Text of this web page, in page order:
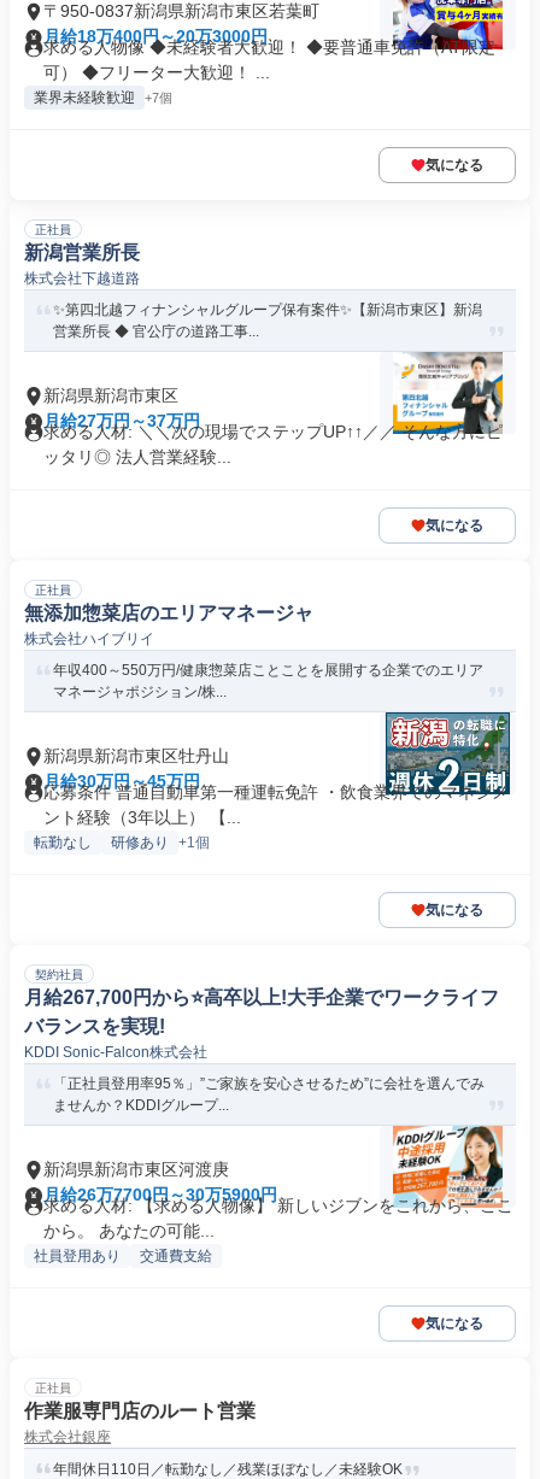
〒950-0837新潟県新潟市東区若葉町
月給18万400円～20万3000円
求める人物像 ◆未経験者大歓迎！ ◆要普通車免許（AT限定
可） ◆フリーター大歓迎！ ...
業界未経験歓迎 +7個
気になる
正社員
新潟営業所長
株式会社下越道路
✨第四北越フィナンシャルグループ保有案件✨【新潟市東区】新潟
営業所長 ◆ 官公庁の道路工事...
新潟県新潟市東区
月給27万円～37万円
求める人材: ＼＼次の現場でステップUP↑↑／／ そんな方にピ
ッタリ◎ 法人営業経験...
気になる
正社員
無添加惣菜店のエリアマネージャ
株式会社ハイブリイ
年収400～550万円/健康惣菜店ことことを展開する企業でのエリア
マネージャポジション/株...
新潟県新潟市東区牡丹山
月給30万円～45万円
応募条件 普通自動車第一種運転免許 ・飲食業界でのマネジメ
ント経験（3年以上） 【...
転勤なし 研修あり +1個
気になる
契約社員
月給267,700円から⭐️高卒以上!大手企業でワークライフ
バランスを実現!
KDDI Sonic-Falcon株式会社
「正社員登用率95％」”ご家族を安心させるため”に会社を選んでみ
ませんか？KDDIグループ...
新潟県新潟市東区河渡庚
月給26万7700円～30万5900円
求める人材: 【求める人物像】 新しいジブンをこれから、ここ
から。 あなたの可能...
社員登用あり 交通費支給
気になる
正社員
作業服専門店のルート営業
株式会社銀座
年間休日110日／転勤なし／残業ほぼなし／未経験OK